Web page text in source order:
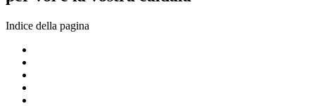
Indice della pagina